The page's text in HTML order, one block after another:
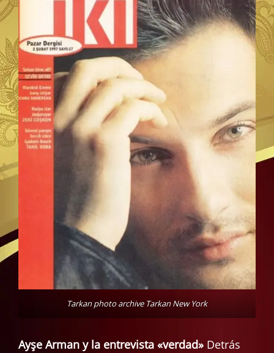
Tarkan photo archive Tarkan New York
Ayşe Arman y la entrevista «verdad» Detrás